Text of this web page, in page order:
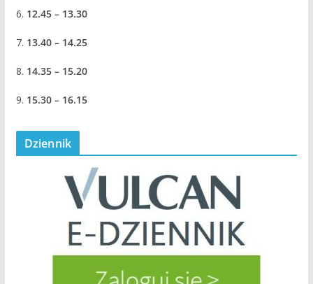
6. 12.45 – 13.30
7. 13.40 – 14.25
8. 14.35 – 15.20
9. 15.30 – 16.15
Dziennik